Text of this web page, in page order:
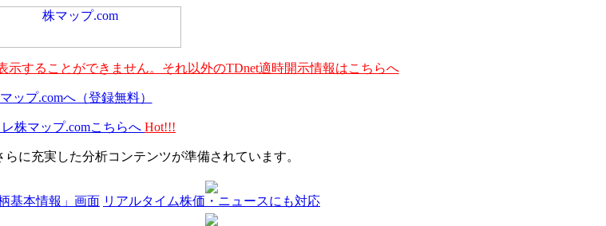
することができません。それ以外のTDnet適時開示情報はこちらへ
ップ.comへ（登録無料）
株マップ.comこちらへ Hot!!!
に充実した分析コンテンツが準備されています。
基本情報」画面 リアルタイム株価・ニュースにも対応